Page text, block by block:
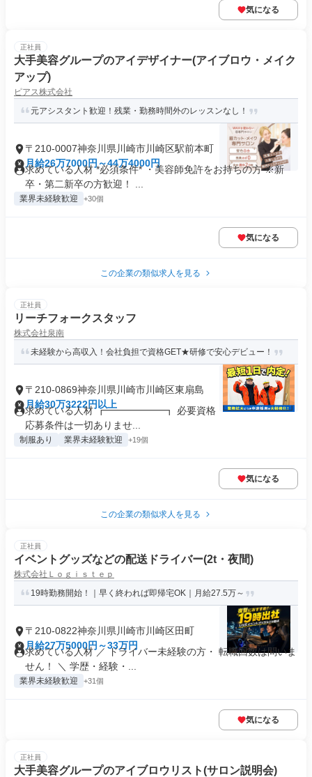
気になる
正社員
大手美容グループのアイデザイナー(アイブロウ・メイク
アップ)
ピアス株式会社
元アシスタント歓迎！残業・勤務時間外のレッスンなし！
〒210-0007神奈川県川崎市川崎区駅前本町
月給26万7000円～44万4000円
求めている人材 *必須条件* ・美容師免許をお持ちの方 ※新
卒・第二新卒の方歓迎！ ...
業界未経験歓迎 +30個
気になる
この企業の類似求人を見る
正社員
リーチフォークスタッフ
株式会社泉南
未経験から高収入！会社負担で資格GET★研修で安心デビュー！
〒210-0869神奈川県川崎市川崎区東扇島
月給30万3222円以上
求めている人材 ┏━━━━━━┓ 必要資格 ┗━━━━━━┛
応募条件は一切ありませ...
制服あり 業界未経験歓迎 +19個
気になる
この企業の類似求人を見る
正社員
イベントグッズなどの配送ドライバー(2t・夜間)
株式会社Ｌｏｇｉｓｔｅｐ
19時勤務開始！｜早く終われば即帰宅OK｜月給27.5万～
〒210-0822神奈川県川崎市川崎区田町
月給27万5000円～33万円
求めている人材 ／ ドライバー未経験の方・ 転職回数は問いま
せん！ ＼ 学歴・経験・...
業界未経験歓迎 +31個
気になる
正社員
大手美容グループのアイブロウリスト(サロン説明会)